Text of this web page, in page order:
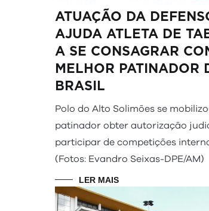
ATUAÇÃO DA
AJUDA ATLETA DE
A SE CONSAGRAR
MELHOR PATINADOR
BRASIL
Polo do Alto Solimões se
patinador obter autorização
participar de competições
(Fotos: Evandro Seixas-DPE/AM)
LER MAIS